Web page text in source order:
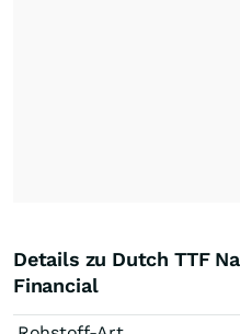
Details zu Dutch TTF
Financial